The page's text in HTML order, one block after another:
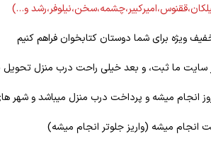
و…)
ویژه برای شما دوستان کتابخوان فراهم کنیم
سایت ما ثبت، و بعد خیلی راحت درب منزل تحویل
انجام میشه و پرداخت درب منزل میباشد و شهر